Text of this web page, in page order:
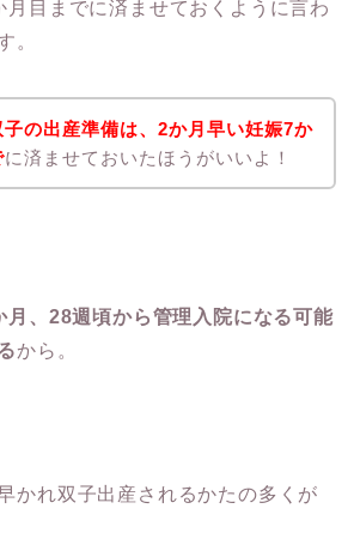
月目までに済ませておくように言わ
。
子の出産準備は、 2か月早い妊娠7か
に済ませておいたほうがいいよ！
月、28週頃から管理入院になる可能
から。
かれ双子出産されるかたの多くが